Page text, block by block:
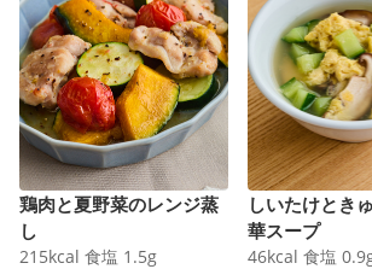
鶏肉と夏野菜のレンジ蒸
し
215kcal 食塩 1.5g
しいたけとき
華スープ
46kcal 食塩 0.9